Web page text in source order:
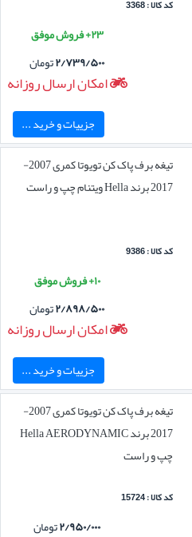
کد کالا : 3368
۲۳+ فروش موفق
۲/۷۳۹/۵۰۰تومان
امکان ارسال روزانه
جزییات و خرید ...
تیغه برف پاک کن تویوتا کمری 2007-
2017 برند Hella ویتنام چپ و راست
کد کالا : 9386
۱۰+ فروش موفق
۲/۸۹۸/۵۰۰تومان
امکان ارسال روزانه
جزییات و خرید ...
تیغه برف پاک کن تویوتا کمری 2007-
2017 برند Hella AERODYNAMIC
چپ و راست
کد کالا : 15724
۲/۹۵۰/۰۰۰تومان